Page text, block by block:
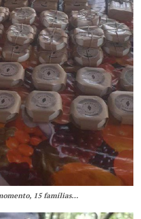
15 famílias…